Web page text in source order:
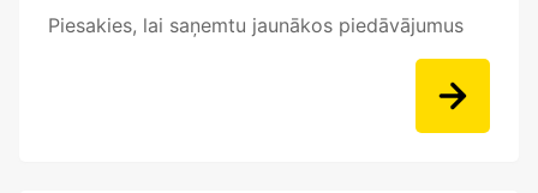
Piesakies, lai saņemtu jaunākos piedāvājumus